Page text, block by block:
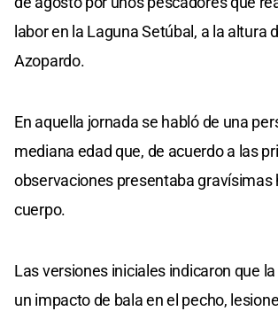
labor en la Laguna Setúbal, a la altura
Azopardo.
En aquella jornada se habló de una
mediana edad que, de acuerdo a las
observaciones presentaba gravísimas
cuerpo.
Las versiones iniciales indicaron que
un impacto de bala en el pecho,